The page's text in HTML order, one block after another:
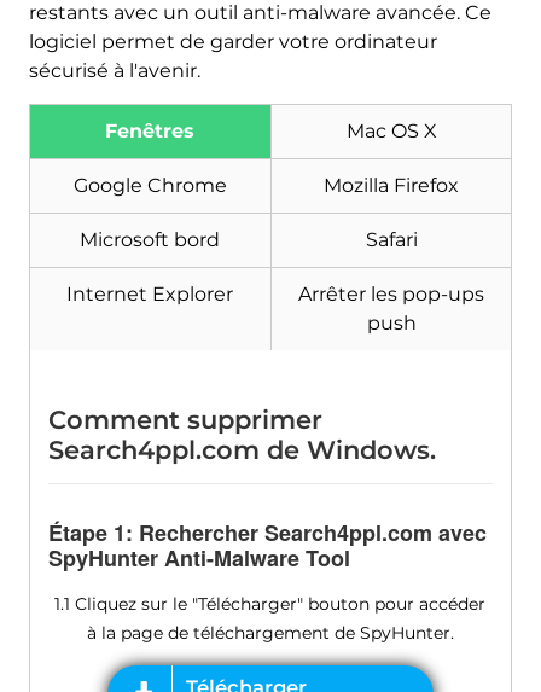
restants avec un outil anti-malware avancée. Ce
logiciel permet de garder votre ordinateur
sécurisé à l'avenir.
Fenêtres Mac OS X
Google Chrome Mozilla Firefox
Microsoft bord Safari
Internet Explorer
Arrêter les pop-ups
push
Comment supprimer
Search4ppl.com de Windows.
Étape 1: Rechercher Search4ppl.com avec
SpyHunter Anti-Malware Tool
1.1 Cliquez sur le "Télécharger" bouton pour accéder
à la page de téléchargement de SpyHunter.